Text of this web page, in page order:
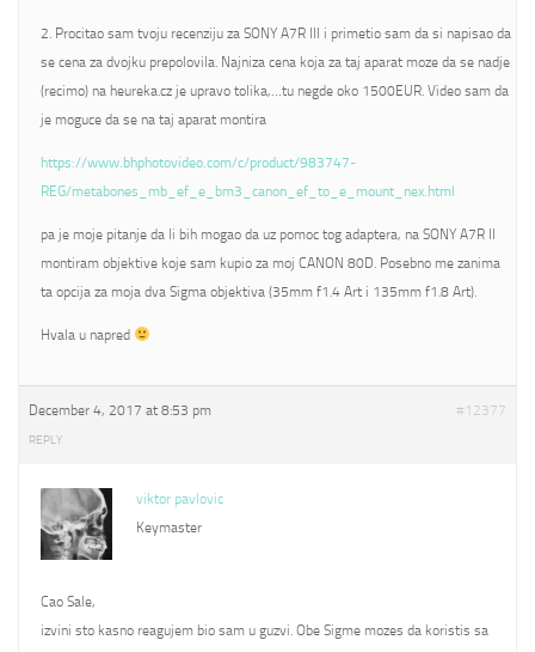
2. Procitao sam tvoju recenziju za SONY A7R III i primetio sam da si napisao da
se cena za dvojku prepolovila. Najniza cena koja za taj aparat moze da se nadje
(recimo) na heureka.cz je upravo tolika,…tu negde oko 1500EUR. Video sam da
je moguce da se na taj aparat montira
https://www.bhphotovideo.com/c/product/983747-
REG/metabones_mb_ef_e_bm3_canon_ef_to_e_mount_nex.html
pa je moje pitanje da li bih mogao da uz pomoc tog adaptera, na SONY A7R II
montiram objektive koje sam kupio za moj CANON 80D. Posebno me zanima
ta opcija za moja dva Sigma objektiva (35mm f1.4 Art i 135mm f1.8 Art).
Hvala u napred
December 4, 2017 at 8:53 pm #12377
REPLY
viktor pavlovic
Keymaster
Cao Sale,
izvini sto kasno reagujem bio sam u guzvi. Obe Sigme mozes da koristis sa